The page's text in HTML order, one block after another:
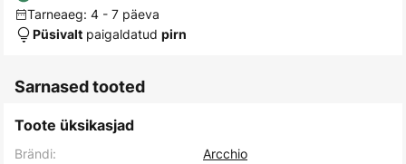
Tarneaeg: 4 - 7 päeva
Püsivalt paigaldatud pirn
Sarnased tooted
Toote üksikasjad
Brändi:
Arcchio